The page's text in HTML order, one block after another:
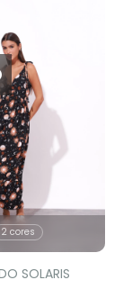
2 cores
SOLARIS